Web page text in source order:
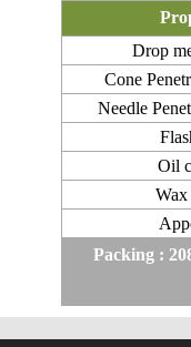
Drop
Cone
Needle
Oil
Wax
Packing :